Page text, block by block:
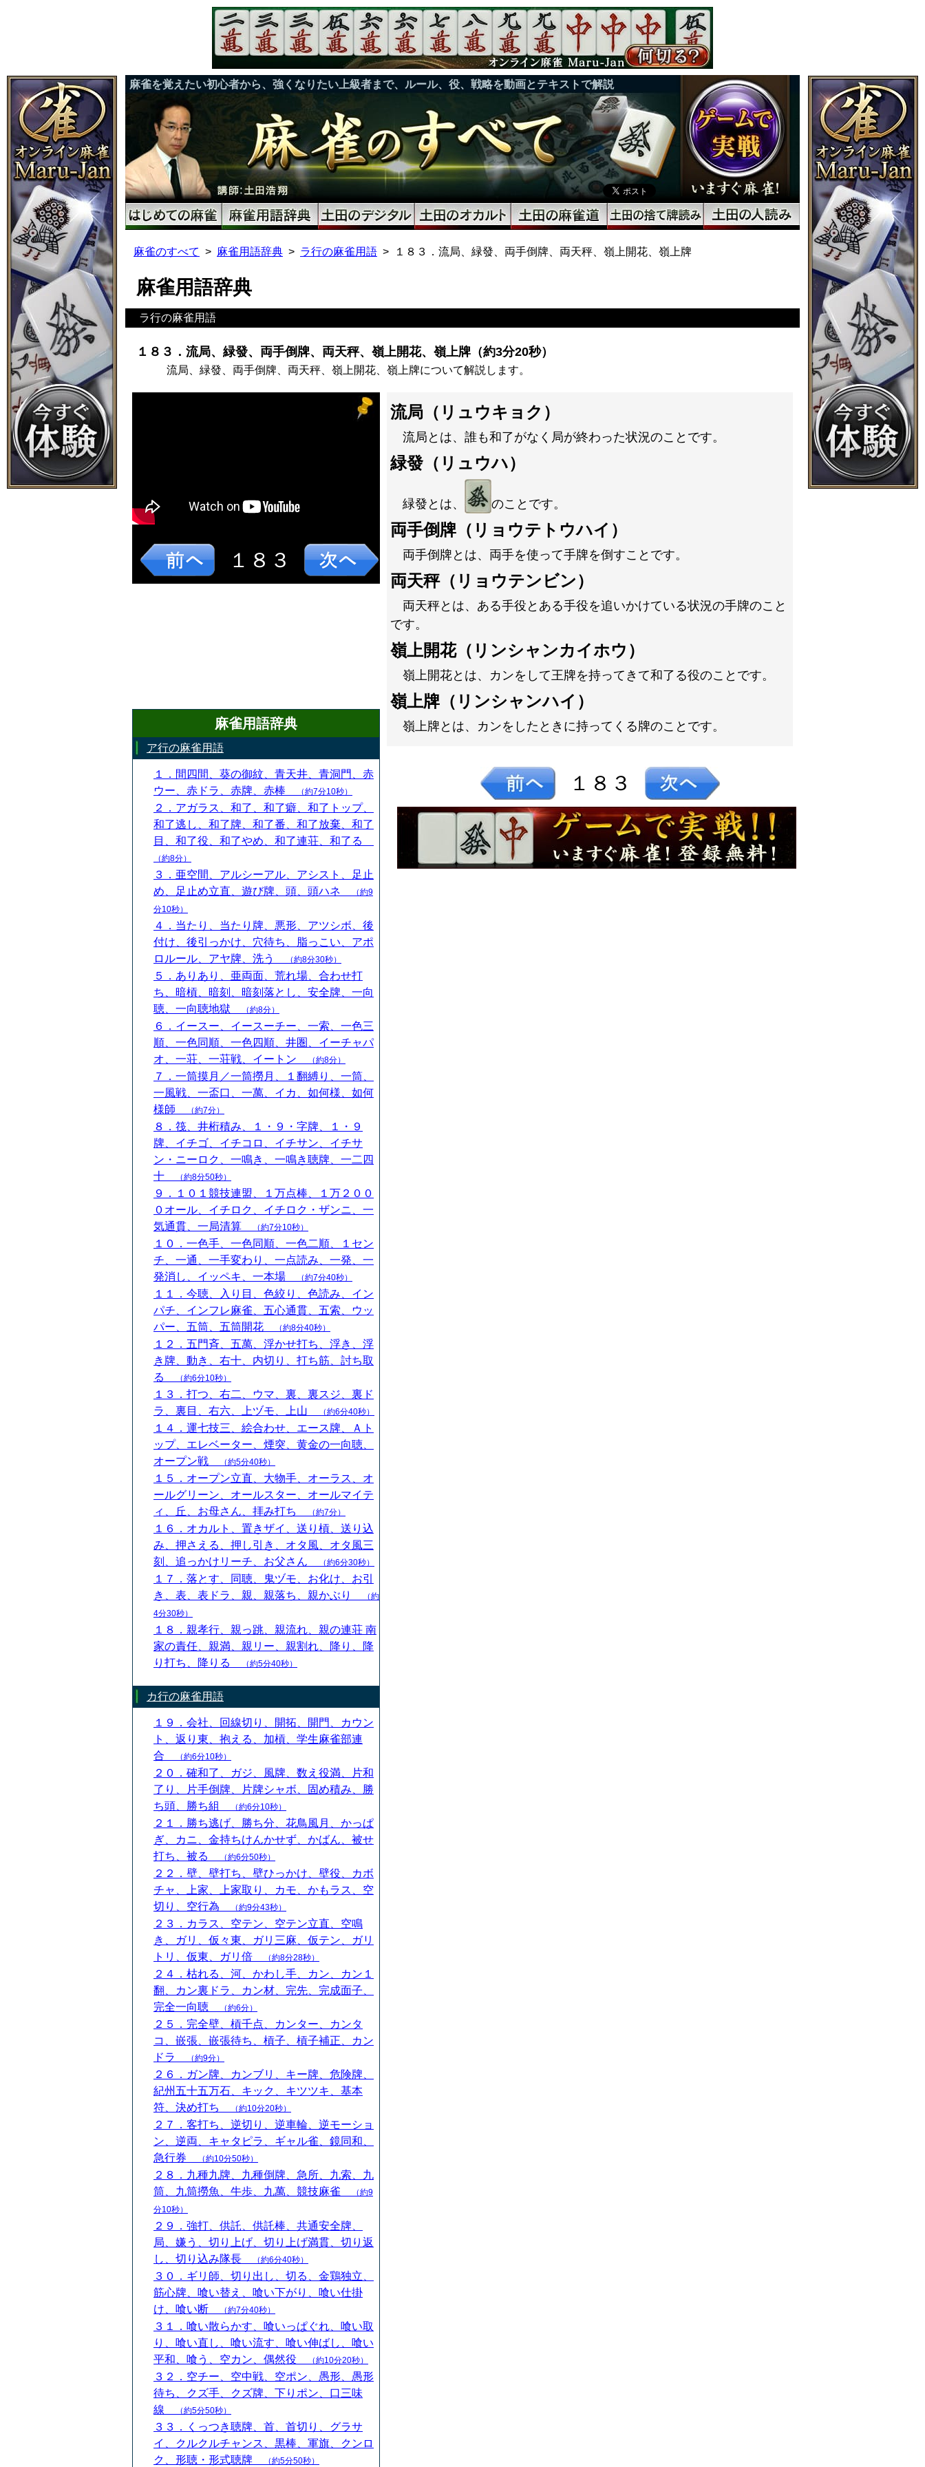
麻雀を覚えたい初心者から、強くなりたい上級者まで、ルール、役、戦略を動画とテキストで解説
麻雀のすべて 麻雀用語辞典 ラ行の麻雀用語 １８３．流局、緑發、両手倒牌、両天秤、嶺上開花、嶺上牌
麻雀用語辞典
ラ行の麻雀用語
１８３．流局、緑發、両手倒牌、両天秤、嶺上開花、嶺上牌（約3分20秒）
流局、緑發、両手倒牌、両天秤、嶺上開花、嶺上牌について解説します。
１８３
麻雀用語辞典
ア行の麻雀用語
１．間四間、葵の御紋、青天井、青洞門、赤
ウー、赤ドラ、赤牌、赤棒
（約7分10秒）
２．アガラス、和了、和了癖、和了トップ、
和了逃し、和了牌、和了番、和了放棄、和了
目、和了役、和了やめ、和了連荘、和了る
（約8分）
３．亜空間、アルシーアル、アシスト、足止
め、足止め立直、遊び牌、頭、頭ハネ
（約9
分10秒）
４．当たり、当たり牌、悪形、アツシボ、後
付け、後引っかけ、穴待ち、脂っこい、アポ
ロルール、アヤ牌、洗う
（約8分30秒）
５．ありあり、亜両面、荒れ場、合わせ打
ち、暗槓、暗刻、暗刻落とし、安全牌、一向
聴、一向聴地獄
（約8分）
６．イースー、イースーチー、一索、一色三
順、一色同順、一色四順、井圏、イーチャパ
オ、一荘、一荘戦、イートン
（約8分）
７．一筒摸月／一筒撈月、１翻縛り、一筒、
一風戦、一盃口、一萬、イカ、如何様、如何
様師
（約7分）
８．筏、井桁積み、１・９・字牌、１・９
牌、イチゴ、イチコロ、イチサン、イチサ
ン・ニーロク、一鳴き、一鳴き聴牌、一二四
十
（約8分50秒）
９．１０１競技連盟、１万点棒、１万２００
０オール、イチロク、イチロク・ザンニ、一
気通貫、一局清算
（約7分10秒）
１０．一色手、一色同順、一色二順、１セン
チ、一通、一手変わり、一点読み、一発、一
発消し、イッペキ、一本場
（約7分40秒）
１１．今聴、入り目、色絞り、色読み、イン
パチ、インフレ麻雀、五心通貫、五索、ウッ
パー、五筒、五筒開花
（約8分40秒）
１２．五門斉、五萬、浮かせ打ち、浮き、浮
き牌、動き、右十、内切り、打ち筋、討ち取
る
（約6分10秒）
１３．打つ、右二、ウマ、裏、裏スジ、裏ド
ラ、裏目、右六、上ヅモ、上山
（約6分40秒）
１４．運七技三、絵合わせ、エース牌、Ａト
ップ、エレベーター、煙突、黄金の一向聴、
オープン戦
（約5分40秒）
１５．オープン立直、大物手、オーラス、オ
ールグリーン、オールスター、オールマイテ
ィ、丘、お母さん、拝み打ち
（約7分）
１６．オカルト、置きザイ、送り槓、送り込
み、押さえる、押し引き、オタ風、オタ風三
刻、追っかけリーチ、お父さん
（約6分30秒）
１７．落とす、同聴、鬼ヅモ、お化け、お引
き、表、表ドラ、親、親落ち、親かぶり
（約
4分30秒）
１８．親孝行、親っ跳、親流れ、親の連荘 南
家の責任、親満、親リー、親割れ、降り、降
り打ち、降りる
（約5分40秒）
カ行の麻雀用語
１９．会社、回線切り、開拓、開門、カウン
ト、返り東、抱える、加槓、学生麻雀部連
合
（約6分10秒）
２０．確和了、ガジ、風牌、数え役満、片和
了り、片手倒牌、片牌シャボ、固め積み、勝
ち頭、勝ち組
（約6分10秒）
２１．勝ち逃げ、勝ち分、花鳥風月、かっぱ
ぎ、カニ、金持ちけんかせず、かばん、被せ
打ち、被る
（約6分50秒）
２２．壁、壁打ち、壁ひっかけ、壁役、カボ
チャ、上家、上家取り、カモ、かもラス、空
切り、空行為
（約9分43秒）
２３．カラス、空テン、空テン立直、空鳴
き、ガリ、仮々東、ガリ三麻、仮テン、ガリ
トリ、仮東、ガリ倍
（約8分28秒）
２４．枯れる、河、かわし手、カン、カン１
翻、カン裏ドラ、カン材、完先、完成面子、
完全一向聴
（約6分）
２５．完全壁、槓千点、カンター、カンタ
コ、嵌張、嵌張待ち、槓子、槓子補正、カン
ドラ
（約9分）
２６．ガン牌、カンブリ、キー牌、危険牌、
紀州五十五万石、キック、キツツキ、基本
符、決め打ち
（約10分20秒）
２７．客打ち、逆切り、逆車輪、逆モーショ
ン、逆両、キャタピラ、ギャル雀、鏡同和、
急行券
（約10分50秒）
２８．九種九牌、九種倒牌、急所、九索、九
筒、九筒撈魚、牛歩、九萬、競技麻雀
（約9
分10秒）
２９．強打、供託、供託棒、共通安全牌、
局、嫌う、切り上げ、切り上げ満貫、切り返
し、切り込み隊長
（約6分40秒）
３０．ギリ師、切り出し、切る、金鶏独立、
筋心牌、喰い替え、喰い下がり、喰い仕掛
け、喰い断
（約7分40秒）
３１．喰い散らかす、喰いっぱぐれ、喰い取
り、喰い直し、喰い流す、喰い伸ばし、喰い
平和、喰う、空カン、偶然役
（約10分20秒）
３２．空チー、空中戦、空ポン、愚形、愚形
待ち、クズ手、クズ牌、下りポン、口三味
線
（約5分50秒）
３３．くっつき聴牌、首、首切り、グラサ
イ、クルクルチャンス、黒棒、軍旗、クンロ
ク、形聴・形式聴牌
（約5分50秒）
流局（リュウキョク）
流局とは、誰も和了がなく局が終わった状況のことです。
緑發（リュウハ）
緑發とは、 のことです。
両手倒牌（リョウテトウハイ）
両手倒牌とは、両手を使って手牌を倒すことです。
両天秤（リョウテンビン）
両天秤とは、ある手役とある手役を追いかけている状況の手牌のこと
です。
嶺上開花（リンシャンカイホウ）
嶺上開花とは、カンをして王牌を持ってきて和了る役のことです。
嶺上牌（リンシャンハイ）
嶺上牌とは、カンをしたときに持ってくる牌のことです。
１８３